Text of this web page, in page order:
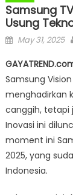
Samsung
Usung
Posted
May 31, 2025
Samsung
menghadirkan
canggih, tetapi
Inovasi ini
moment ini
2025, yang
Indonesia.